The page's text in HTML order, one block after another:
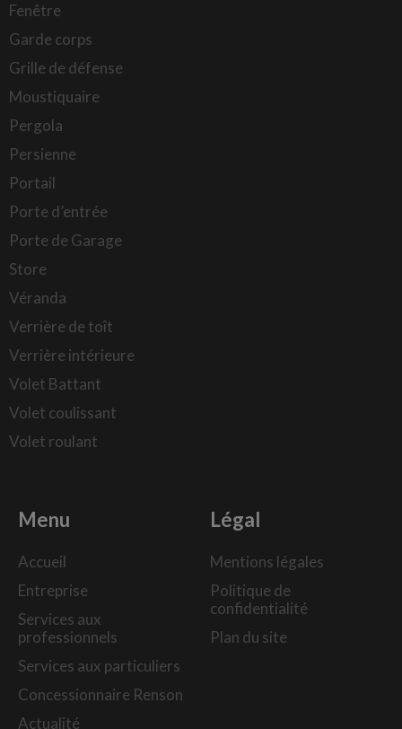
Fenêtre
Garde corps
Grille de défense
Moustiquaire
Pergola
Persienne
Portail
Porte d’entrée
Porte de Garage
Store
Véranda
Verrière de toît
Verrière intérieure
Volet Battant
Volet coulissant
Volet roulant
Menu
Accueil
Entreprise
Services aux
professionnels
Services aux particuliers
Concessionnaire Renson
Actualité
Légal
Mentions légales
Politique de
confidentialité
Plan du site